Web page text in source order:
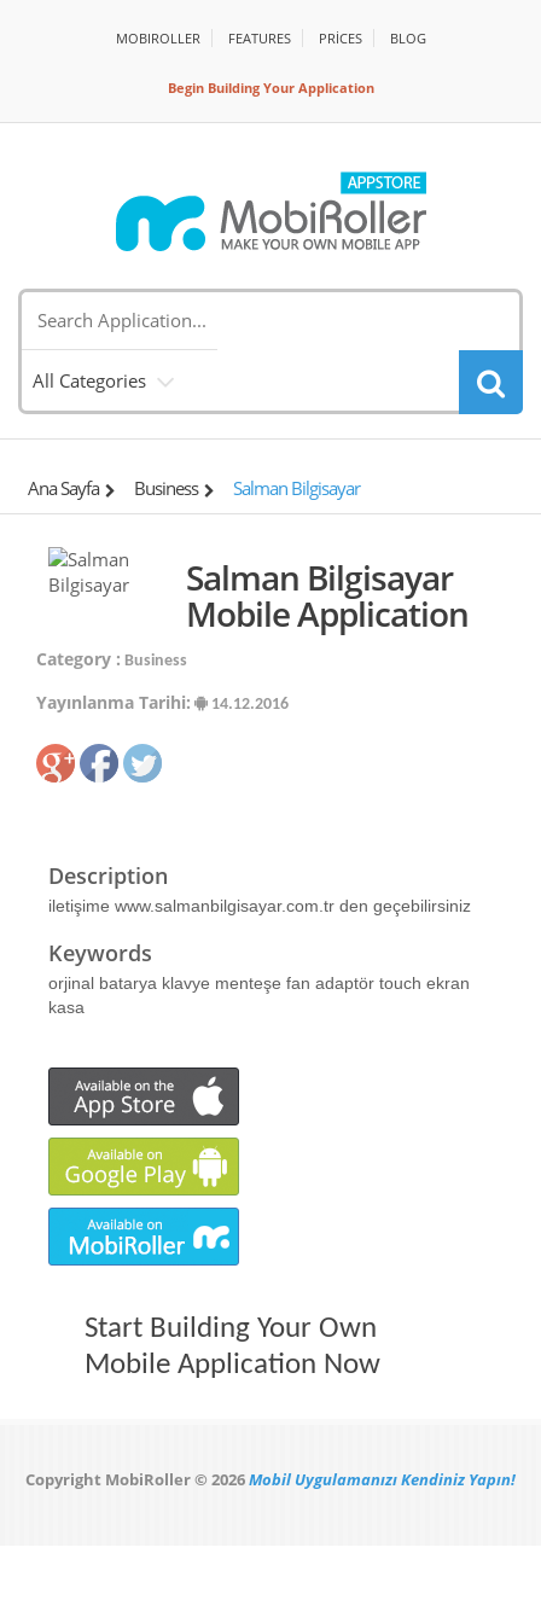
MOBIROLLER FEATURES PRİCES BLOG
Begin Building Your Application
All Categories
Ana Sayfa Business Salman Bilgisayar
Salman Bilgisayar
Mobile Application
Category : Business
Yayınlanma Tarihi: 14.12.2016
Description
iletişime www.salmanbilgisayar.com.tr den geçebilirsiniz
Keywords
orjinal batarya klavye menteşe fan adaptör touch ekran
kasa
Start Building Your Own
Mobile Application Now
Copyright MobiRoller © 2026Mobil Uygulamanızı Kendiniz Yapın!